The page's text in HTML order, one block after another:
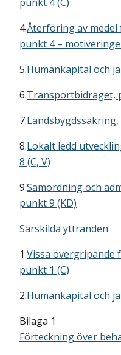
4.Återföring av
punkt 4 –
5.Humankapital och
6.Transportbidraget,
7.
8.Lokalt ledd
8 (C, V)
9.Samordning och
punkt 9 (KD)
Särskilda yttranden
1.Vissa övergripande
punkt 1 (C)
2.Humankapital och
Bilaga 1
Förteckning över